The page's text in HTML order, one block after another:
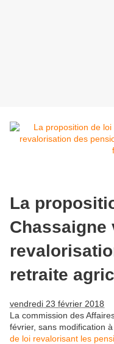
La
Chassaigne
retraite
vendredi 23 février 2018
La commission des
février, sans modification
de loi revalorisant les